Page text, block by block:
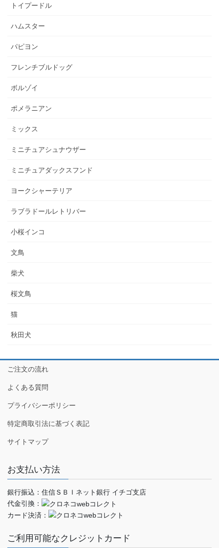
トイプードル
ハムスター
パピヨン
フレンチブルドッグ
ボルゾイ
ポメラニアン
ミックス
ミニチュアシュナウザー
ミニチュアダックスフンド
ヨークシャーテリア
ラブラドールレトリバー
小桜インコ
文鳥
柴犬
桜文鳥
猫
秋田犬
ご注文の流れ
よくある質問
プライバシーポリシー
特定商取引法に基づく表記
サイトマップ
お支払い方法
銀行振込：住信ＳＢＩネット銀行 イチゴ支店
代金引換：
カード決済：
ご利用可能なクレジットカード